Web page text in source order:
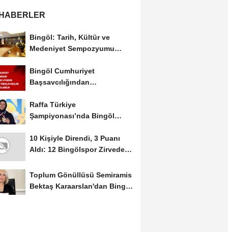
Bingöl: Tarih, Kültür ve
Medeniyet Sempozyumu
Bingöl Cumhuriyet
Başsavcılığından
Raffa Türkiye
Şampiyonası’nda Bingöl
10 Kişiyle Direndi, 3 Puanı
Aldı: 12 Bingölspor Zirvedeki
Toplum Gönüllüsü Semiramis
Bektaş Karaarslan'dan Bingöl